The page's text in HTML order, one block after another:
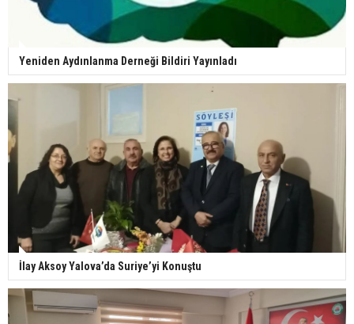
Yeniden Aydınlanma Derneği Bildiri Yayınladı
İlay Aksoy Yalova’da Suriye’yi Konuştu